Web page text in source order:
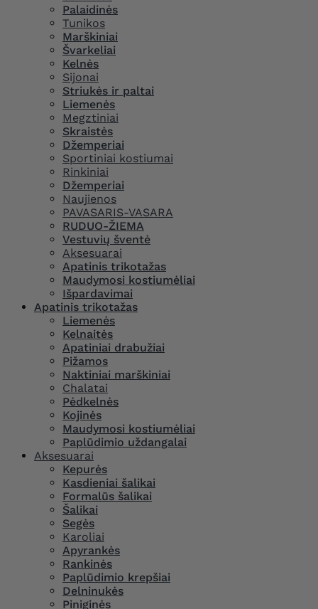
Palaidinės
Tunikos
Marškiniai
Švarkeliai
Kelnės
Sijonai
Striukės ir paltai
Liemenės
Megztiniai
Skraistės
Džemperiai
Sportiniai kostiumai
Rinkiniai
Džemperiai
Naujienos
PAVASARIS-VASARA
RUDUO-ŽIEMA
Vestuvių šventė
Aksesuarai
Apatinis trikotažas
Maudymosi kostiumėliai
Išpardavimai
Apatinis trikotažas
Liemenės
Kelnaitės
Apatiniai drabužiai
Pižamos
Naktiniai marškiniai
Chalatai
Pėdkelnės
Kojinės
Maudymosi kostiumėliai
Paplūdimio uždangalai
Aksesuarai
Kepurės
Kasdieniai šalikai
Formalūs šalikai
Šalikai
Segės
Karoliai
Apyrankės
Rankinės
Paplūdimio krepšiai
Delninukės
Piniginės